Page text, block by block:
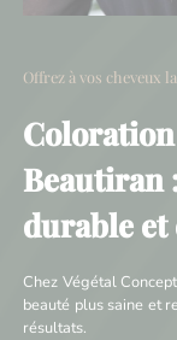
Offrez à vos cheveux
Beautiran
durable et
Chez Végétal
beauté plus saine et
résultats.